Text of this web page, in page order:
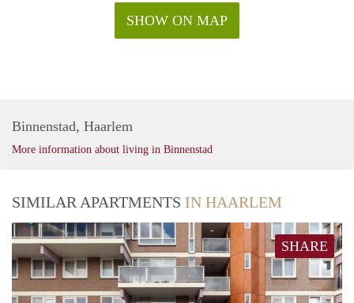
SHOW ON MAP
Binnenstad, Haarlem
More information about living in Binnenstad
SIMILAR APARTMENTS IN HAARLEM
SHARE